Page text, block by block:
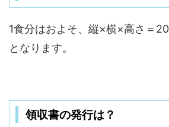
1食分はおよそ、縦×横×高さ＝
となります。
領収書の発行は？